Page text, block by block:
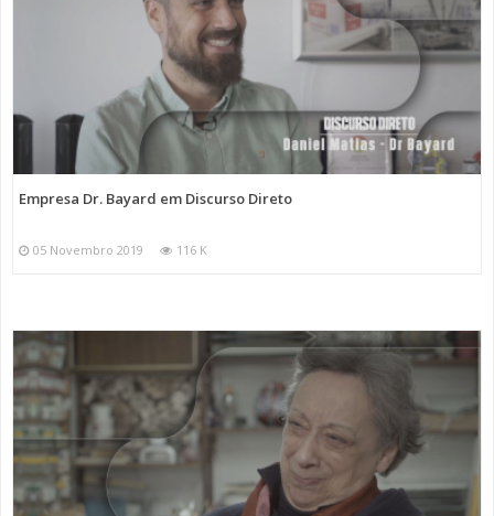
Empresa Dr. Bayard em Discurso Direto
05 Novembro 2019 116 K